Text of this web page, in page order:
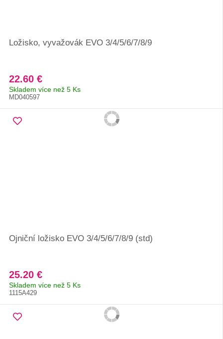
Ložisko, vyvažovák EVO 3/4/5/6/7/8/9
22.60 €
Skladem více než 5 Ks
MD040597
Ojniční ložisko EVO 3/4/5/6/7/8/9 (std)
25.20 €
Skladem více než 5 Ks
1115A429